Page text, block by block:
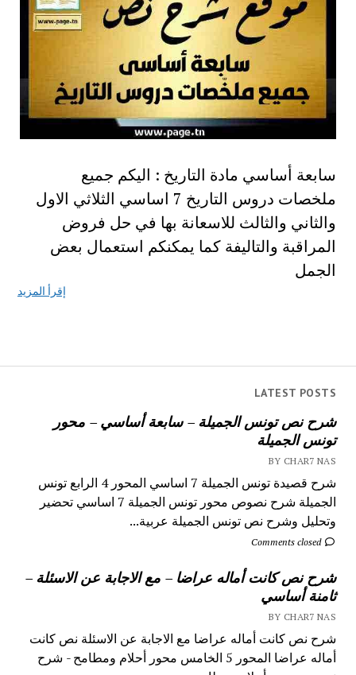
LATEST POSTS
شرح نص تونس الجميلة – سابعة أساسي – محور
تونس الجميلة
BY CHAR7 NAS
شرح قصيدة تونس الجميلة 7 اساسي المحور 4 الرابع تونس
الجميلة شرح نصوص محور تونس الجميلة 7 اساسي تحضير
وتحليل وشرح نص تونس الجميلة عربية...
Comments closed
شرح نص كانت أماله عراضا – مع الاجابة عن الاسئلة –
ثامنة أساسي
BY CHAR7 NAS
شرح نص كانت أماله عراضا مع الاجابة عن الاسئلة نص كانت
أماله عراضا المحور 5 الخامس محور أحلام ومطامح - شرح
سابعة أساسي مادة التاريخ : اليكم جميع
ملخصات دروس التاريخ 7 اساسي الثلاثي الاول
والثاني والثالث للاسعانة بها في حل فروض
المراقبة والتاليفة كما يمكنكم استعمال بعض
الجمل
إقرأ المزيد